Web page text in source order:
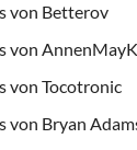
von Betterov
von
von Tocotronic
von Bryan